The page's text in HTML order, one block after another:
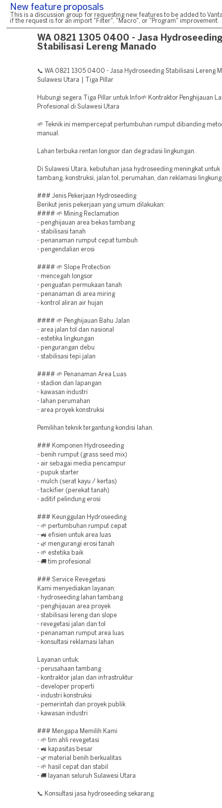
New feature proposals
This is a discussion group for requesting new features to be added to
if the request is for an import "Filter", "Macro", or "Program" improvement.
WA 0821 1305 0400 - Jasa
Stabilisasi Lereng Manado
📞 WA 0821 1305 0400 - Jasa Hydroseeding Stabilisasi Lereng
Sulawesi Utara | Tiga Pillar
Hubungi segera Tiga Pillar untuk Info🌱 Kontraktor Penghijauan
Profesional di Sulawesi Utara
🌱 Teknik ini mempercepat pertumbuhan rumput dibanding
manual.
Lahan terbuka rentan longsor dan degradasi lingkungan.
Di Sulawesi Utara, kebutuhan jasa hydroseeding meningkat untuk
tambang, konstruksi, jalan tol, perumahan, dan reklamasi
### Jenis Pekerjaan Hydroseeding
Berikut jenis pekerjaan yang umum dilakukan:
#### 🌱 Mining Reclamation
- penghijauan area bekas tambang
- stabilisasi tanah
- penanaman rumput cepat tumbuh
- pengendalian erosi
#### 🌱 Slope Protection
- mencegah longsor
- penguatan permukaan tanah
- penanaman di area miring
- kontrol aliran air hujan
#### 🌱 Penghijauan Bahu Jalan
- area jalan tol dan nasional
- estetika lingkungan
- pengurangan debu
- stabilisasi tepi jalan
#### 🌱 Penanaman Area Luas
- stadion dan lapangan
- kawasan industri
- lahan perumahan
- area proyek konstruksi
Pemilihan teknik tergantung kondisi lahan.
### Komponen Hydroseeding
- benih rumput (grass seed mix)
- air sebagai media pencampur
- pupuk starter
- mulch (serat kayu / kertas)
- tackifier (perekat tanah)
- aditif pelindung erosi
### Keunggulan Hydroseeding
- 🌱 pertumbuhan rumput cepat
- 🚜 efisien untuk area luas
- 🌿 mengurangi erosi tanah
- 🌱 estetika baik
- 🚚 tim profesional
### Service Revegetasi
Kami menyediakan layanan:
- hydroseeding lahan tambang
- penghijauan area proyek
- stabilisasi lereng dan slope
- revegetasi jalan dan tol
- penanaman rumput area luas
- konsultasi reklamasi lahan
Layanan untuk:
- perusahaan tambang
- kontraktor jalan dan infrastruktur
- developer properti
- industri konstruksi
- pemerintah dan proyek publik
- kawasan industri
### Mengapa Memilih Kami
- 🌱 tim ahli revegetasi
- 🚜 kapasitas besar
- 🌿 material benih berkualitas
- 🌱 hasil cepat dan stabil
- 🚚 layanan seluruh Sulawesi Utara
📞 Konsultasi jasa hydroseeding sekarang.